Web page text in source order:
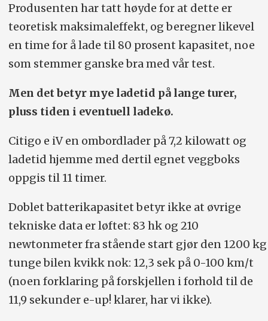
Produsenten har tatt høyde for at dette er
teoretisk maksimaleffekt, og beregner likevel
en time for å lade til 80 prosent kapasitet, noe
som stemmer ganske bra med vår test.
Men det betyr mye ladetid på lange turer,
pluss tiden i eventuell ladekø.
Citigo e iV en ombordlader på 7,2 kilowatt og
ladetid hjemme med dertil egnet veggboks
oppgis til 11 timer.
Doblet batterikapasitet betyr ikke at øvrige
tekniske data er løftet: 83 hk og 210
newtonmeter fra stående start gjør den 1200 kg
tunge bilen kvikk nok: 12,3 sek på 0-100 km/t
(noen forklaring på forskjellen i forhold til de
11,9 sekunder e-up! klarer, har vi ikke).